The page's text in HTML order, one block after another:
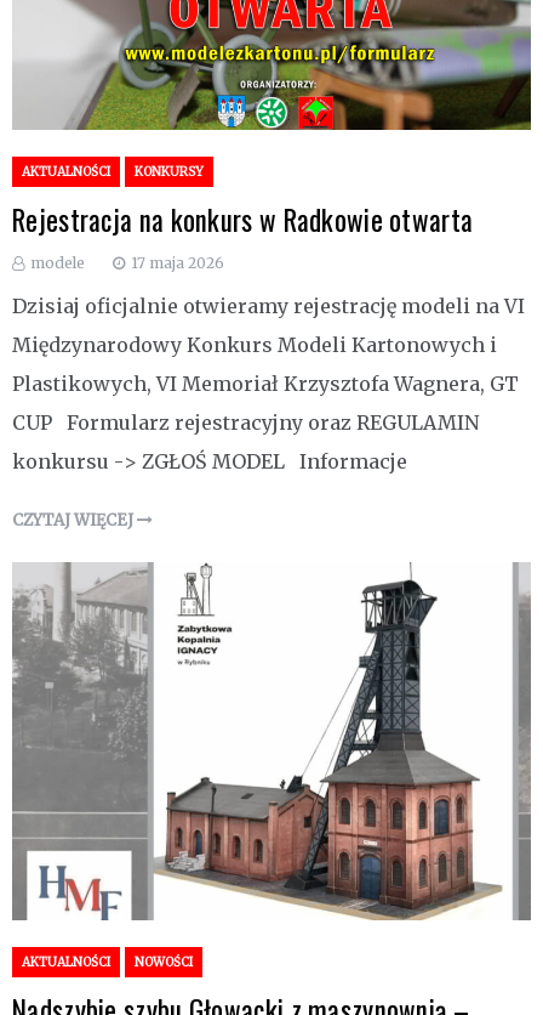
AKTUALNOŚCI KONKURSY
Rejestracja na konkurs w Radkowie otwarta
modele 17 maja 2026
Dzisiaj oficjalnie otwieramy rejestrację modeli na VI
Międzynarodowy Konkurs Modeli Kartonowych i
Plastikowych, VI Memoriał Krzysztofa Wagnera, GT
CUP Formularz rejestracyjny oraz REGULAMIN
konkursu -> ZGŁOŚ MODEL Informacje
CZYTAJ WIĘCEJ
AKTUALNOŚCI NOWOŚCI